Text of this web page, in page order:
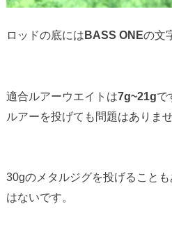
ロッドの底にはBASS ONEの文
適合ルアーウエイトは7g~21gで
ルアーを投げても問題はありま
30gのメタルジグを投げること
はないです。